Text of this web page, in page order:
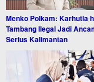
Menko Polkam: Karhutla
Tambang Ilegal Jadi
Serius Kalimantan